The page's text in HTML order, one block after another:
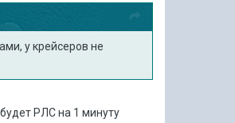
у крейсеров не
РЛС на 1 минуту